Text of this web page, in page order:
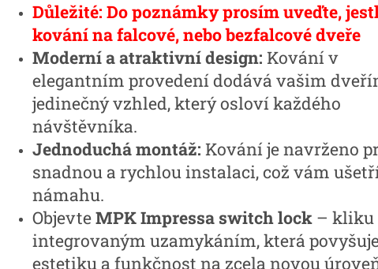
Důležité: Do poznámky prosím uveďte,
kování na falcové, nebo bezfalcové dveře
Moderní a atraktivní design: Kování v
elegantním provedení dodává vašim
jedinečný vzhled, který osloví každého
návštěvníka.
Jednoduchá montáž: Kování je navrženo
snadnou a rychlou instalaci, což vám
námahu.
ObjevteMPK Impressa switch lock – kliku
integrovaným uzamykáním, která
estetiku a funkčnost na zcela novou